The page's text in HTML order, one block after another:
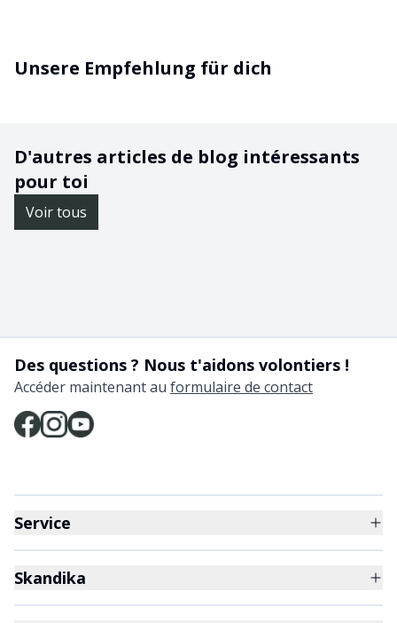
Unsere Empfehlung für dich
D'autres articles de blog intéressants
pour toi
Voir tous
Des questions ? Nous t'aidons volontiers !
Accéder maintenant au formulaire de contact
Service
Skandika